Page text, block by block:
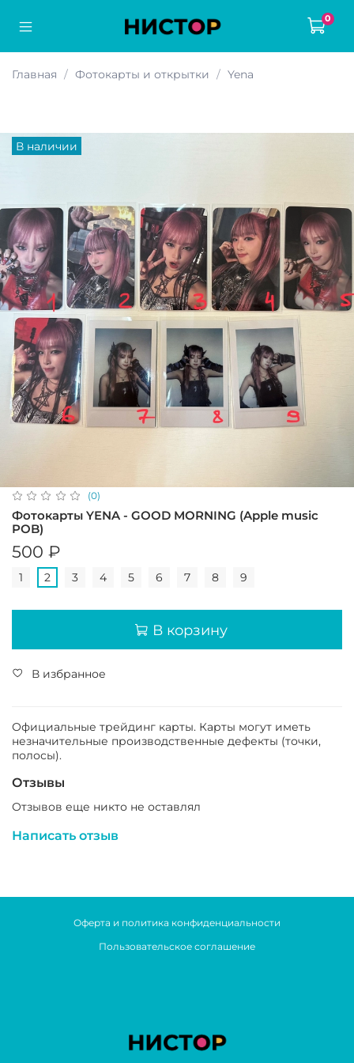
0
Главная Фотокарты и открытки Yena
В наличии
(0)
Фотокарты YENA - GOOD MORNING (Apple music
POB)
500 ₽
1 2 3 4 5 6 7 8 9
В корзину
В избранное
Официальные трейдинг карты. Карты могут иметь
незначительные производственные дефекты (точки,
полосы).
Отзывы
Отзывов еще никто не оставлял
Написать отзыв
Оферта и политика конфиденциальности
Пользовательское соглашение